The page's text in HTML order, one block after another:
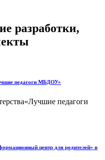
разработки,
педагоги МБДОУ»
педагоги
центр для родителей» в